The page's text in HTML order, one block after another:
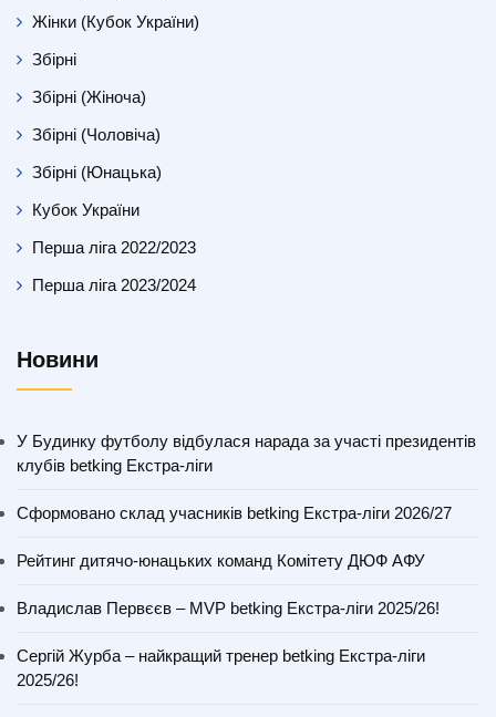
Жінки (Кубок України)
Збірні
Збірні (Жіноча)
Збірні (Чоловіча)
Збірні (Юнацька)
Кубок України
Перша ліга 2022/2023
Перша ліга 2023/2024
Новини
У Будинку футболу відбулася нарада за участі президентів
клубів betking Екстра-ліги
Сформовано склад учасників betking Екстра-ліги 2026/27
Рейтинг дитячо-юнацьких команд Комітету ДЮФ АФУ
Владислав Первєєв – MVP betking Екстра-ліги 2025/26!
Сергій Журба – найкращий тренер betking Екстра-ліги
2025/26!